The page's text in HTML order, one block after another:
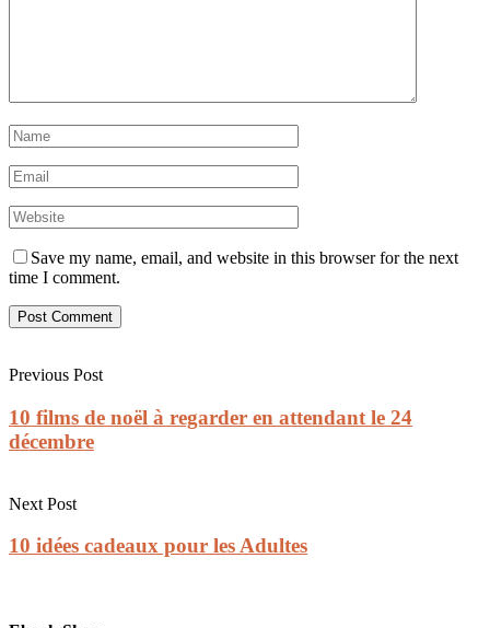
Save my name, email, and website in this browser for the next
time I comment.
Previous Post
10 films de noël à regarder en attendant le 24
décembre
Next Post
10 idées cadeaux pour les Adultes